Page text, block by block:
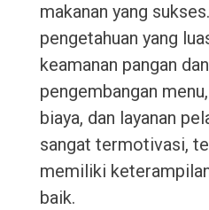
makanan yang
pengetahuan yang
keamanan pangan
pengembangan
biaya, dan layanan
sangat termotivasi,
memiliki
baik.